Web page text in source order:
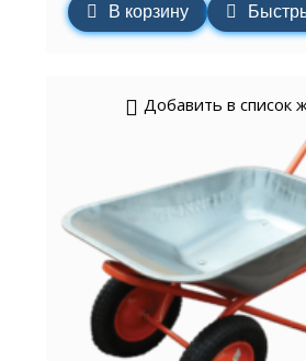
В корзину
Добавить в список